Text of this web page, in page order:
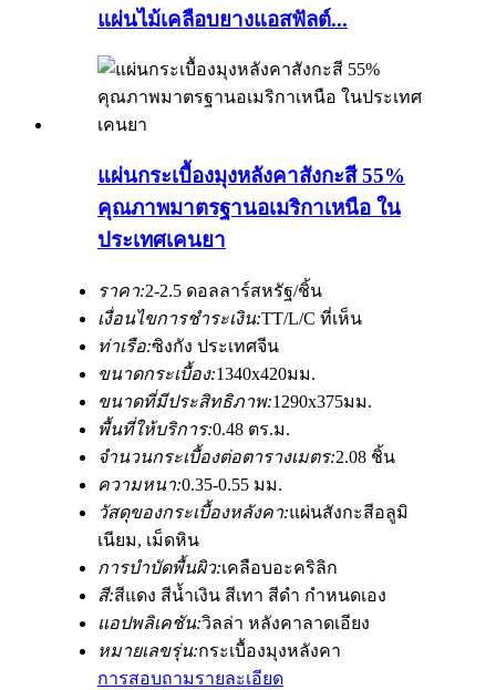
แผ่นไม้เคลือบยางแอสฟัลต์...
แผ่นกระเบื้องมุงหลังคาสังกะสี 55%
คุณภาพมาตรฐานอเมริกาเหนือ ใน
ประเทศเคนยา
ราคา:2-2.5 ดอลลาร์สหรัฐ/ชิ้น
เงื่อนไขการชำระเงิน:TT/L/C ที่เห็น
ท่าเรือ:ซิงกัง ประเทศจีน
ขนาดกระเบื้อง:1340x420มม.
ขนาดที่มีประสิทธิภาพ:1290x375มม.
พื้นที่ให้บริการ:0.48 ตร.ม.
จำนวนกระเบื้องต่อตารางเมตร:2.08 ชิ้น
ความหนา:0.35-0.55 มม.
วัสดุของกระเบื้องหลังคา:แผ่นสังกะสีอลูมิ
เนียม, เม็ดหิน
การบำบัดพื้นผิว:เคลือบอะคริลิก
สี:สีแดง สีน้ำเงิน สีเทา สีดำ กำหนดเอง
แอปพลิเคชัน:วิลล่า หลังคาลาดเอียง
หมายเลขรุ่น:กระเบื้องมุงหลังคา
การสอบถามรายละเอียด